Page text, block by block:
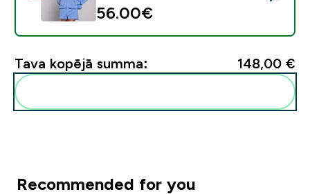
56.00€‎
Tava kopējā summa: 148,00 €‎
Recommended for you